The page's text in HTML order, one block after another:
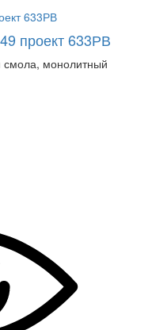
проект 633РВ
смола, монолитный